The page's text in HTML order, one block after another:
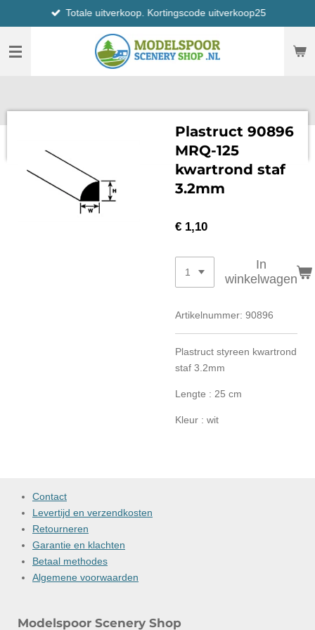
direct
naar
hoofdinhoud
Totale uitverkoop. Kortingscode uitverkoop25
Plastruct 90896
MRQ-125
kwartrond staf
3.2mm
€ 1,10
In
winkelwagen
Artikelnummer: 90896
Plastruct styreen kwartrond
staf 3.2mm
Lengte : 25 cm
Kleur : wit
Contact
Levertijd en verzendkosten
Retourneren
Garantie en klachten
Betaal methodes
Algemene voorwaarden
Modelspoor Scenery Shop